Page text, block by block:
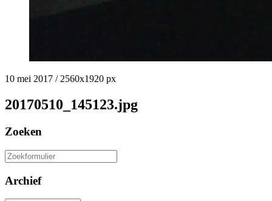
10 mei 2017 /2560x1920 px
20170510_145123.jpg
Zoeken
Zoeken
naar:
Archief